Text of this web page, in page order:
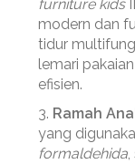
furniture kids
modern dan
tidur
lemari
efisien.
Ramah
yang
formaldehida